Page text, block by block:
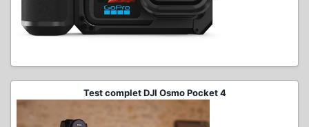
Test complet DJI Osmo Pocket 4